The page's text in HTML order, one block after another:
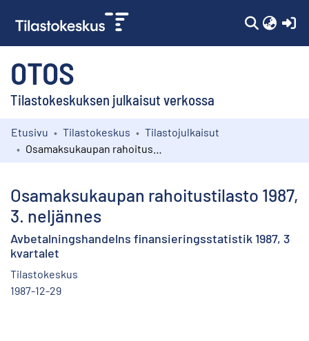
OTOS
Tilastokeskuksen julkaisut verkossa
Kokoelmat
Etusivu Tilastokeskus
Tilastojulkaisut
Osamaksukaupan rahoitustilasto 1987,
3. neljännes
Avbetalningshandelns finansieringsstatistik 1987, 3
kvartalet
Tilastokeskus
1987-12-29